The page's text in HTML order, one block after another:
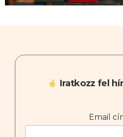
Iratkozz fel
Email